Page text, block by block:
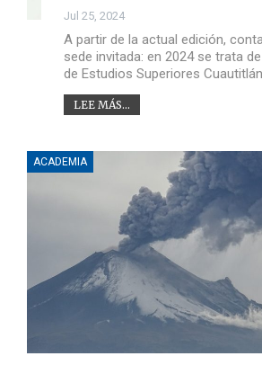
Jul 25, 2024
A partir de la actual edición,
sede invitada: en 2024 se trata
de Estudios Superiores Cuautitlán
LEE MÁS...
ACADEMIA